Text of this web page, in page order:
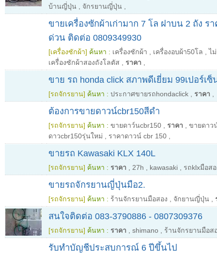
บ้านญี่ปุ่น
จักรยานญี่ปุ่น
ขายเครื่องซักผ้าเก่ามาก 7 โล ฝาบน 2 ถัง ร
ด่วน ติดต่อ 0809349930
[เครื่องซักผ้า] ค้นหา : เครื่องซักผ้า เครื่องอบผ้า50โล ,ไ
เครื่องซักผ้าสองถังโลตัส
ราคา
ขาย รถ honda click สภาพดีเยี่ยม 99เปอร์เซ็
[รถจักรยาน] ค้นหา : ประกาศขายรถhondaclick ราคา
ต้องการขายดาวน์cbr150สีดำ
[รถจักรยาน] ค้นหา : ขายดาว์นcbr150 ราคา
ขายดาว
ดาวcbr150รุ่นใหม่
ราคาดาวน์ cbr 150
ขายรถ Kawasaki KLX 140L
[รถจักรยาน] ค้นหา : ราคา 27h kawasaki รถklxมือส
ขายรถจักรยานญี่ปุ่นมือ2.
[รถจักรยาน] ค้นหา : ร้านจักรยานมือสอง จักยานญี่ปุ่น
สนใจติดต่อ 083-3790886 - 0807309376
[รถจักรยาน] ค้นหา : ราคา shimano ร้านจักรยานมือส
รับทำบัญชีประสบการณ์ 6 ปีขึ้นไป